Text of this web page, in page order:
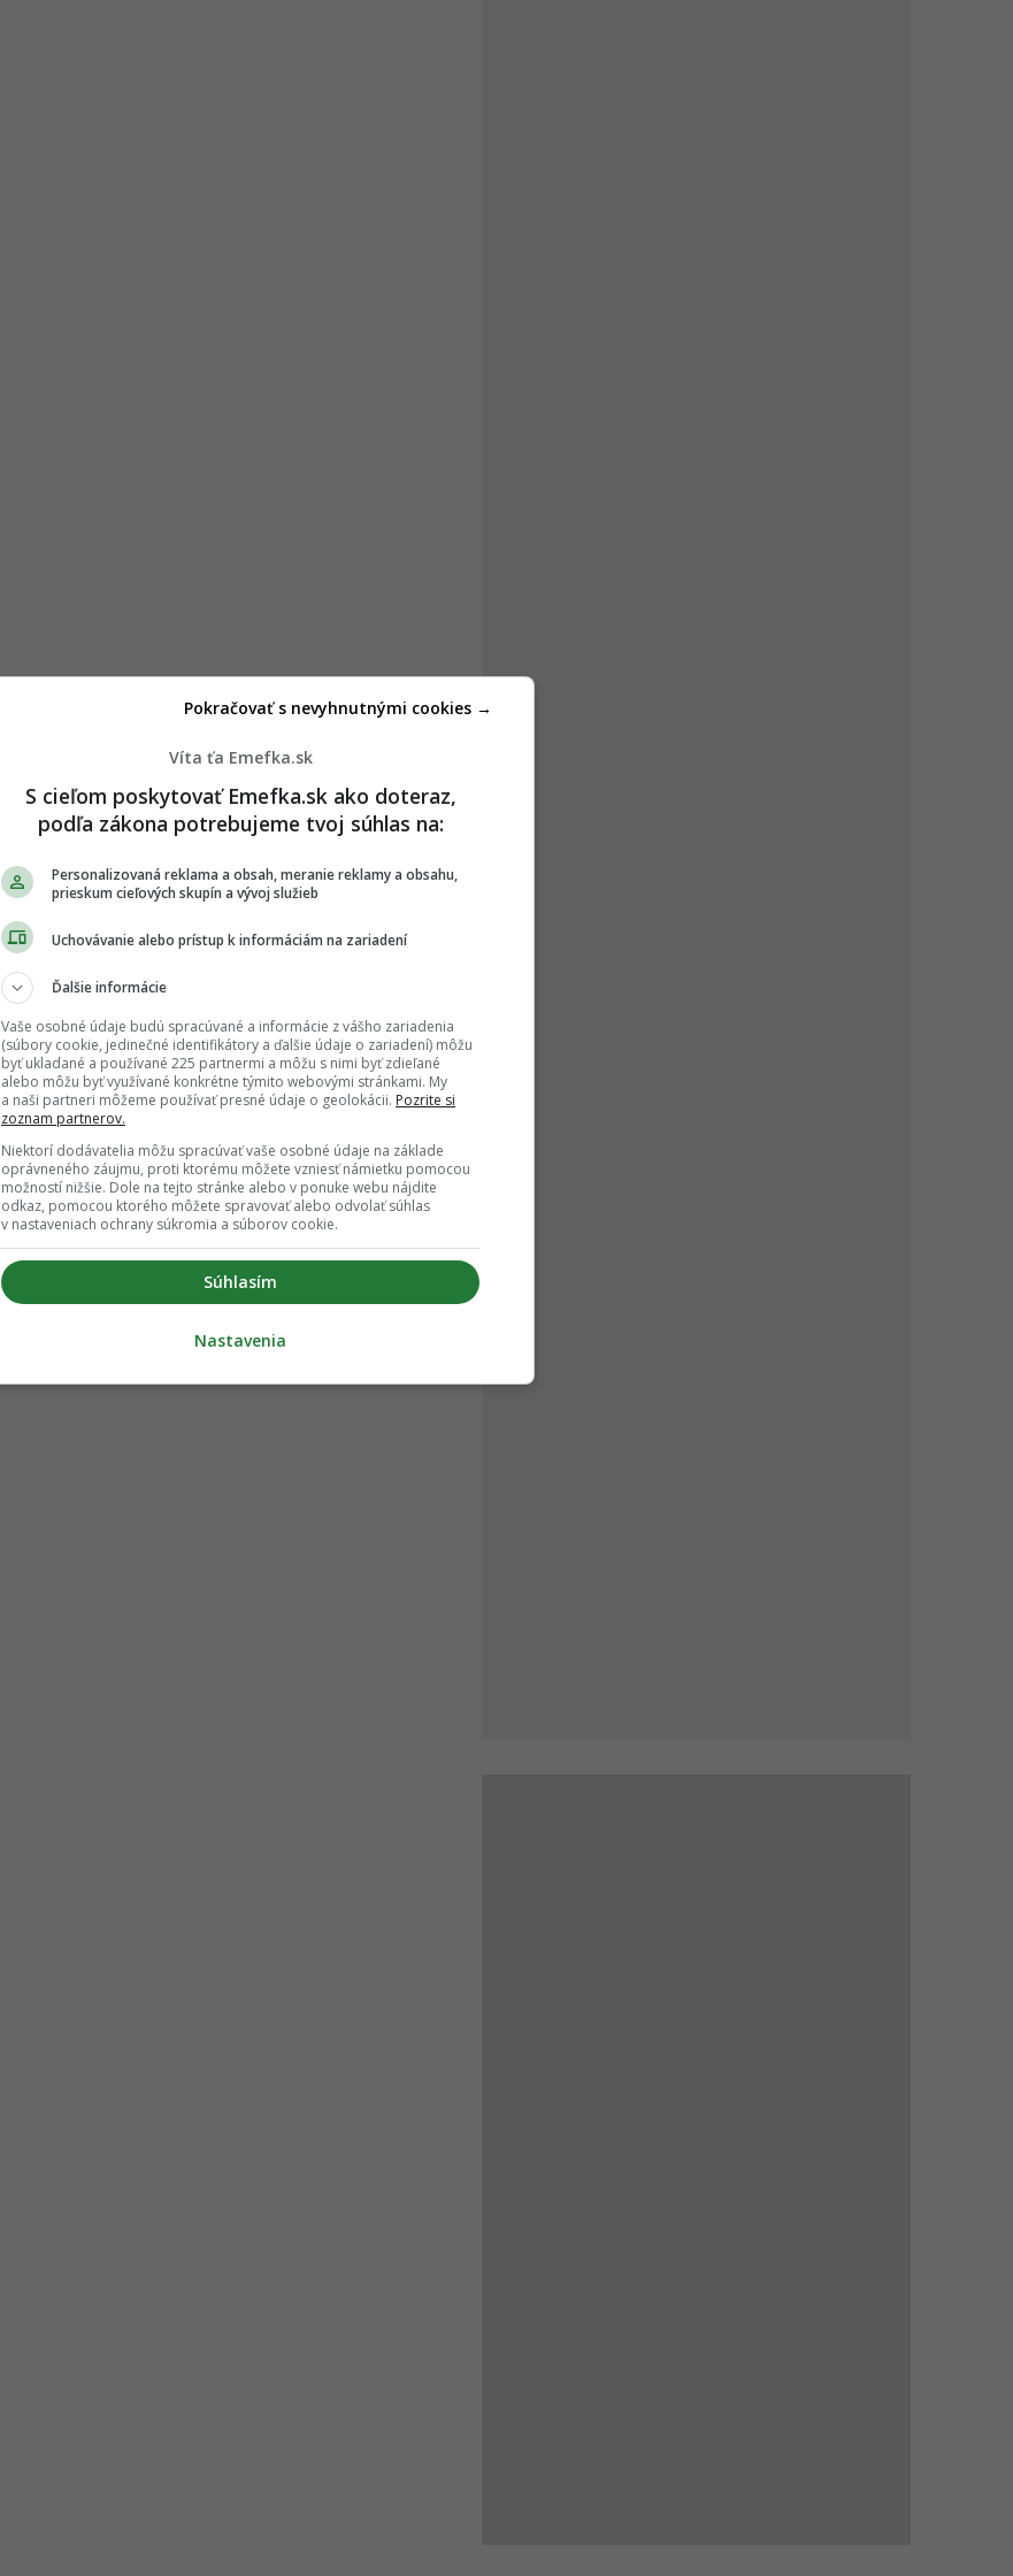
Víta ťa Emefka.sk
S cieľom poskytovať Emefka.sk ako doteraz,
podľa zákona potrebujeme tvoj súhlas na:
Personalizovaná reklama a obsah, meranie reklamy a obsahu,
prieskum cieľových skupín a vývoj služieb
Uchovávanie alebo prístup k informáciám na zariadení
Ďalšie informácie
Vaše osobné údaje budú spracúvané a informácie z vášho zariadenia
(súbory cookie, jedinečné identifikátory a ďalšie údaje o zariadení) môžu
byť ukladané a používané 225 partnermi a môžu s nimi byť zdieľané
alebo môžu byť využívané konkrétne týmito webovými stránkami. My
a naši partneri môžeme používať presné údaje o geolokácii. Pozrite si
zoznam partnerov.
Niektorí dodávatelia môžu spracúvať vaše osobné údaje na základe
oprávneného záujmu, proti ktorému môžete vzniesť námietku pomocou
možností nižšie. Dole na tejto stránke alebo v ponuke webu nájdite
odkaz, pomocou ktorého môžete spravovať alebo odvolať súhlas
v nastaveniach ochrany súkromia a súborov cookie.
Súhlasím
Pokračovať s nevyhnutnými cookies →
Nastavenia